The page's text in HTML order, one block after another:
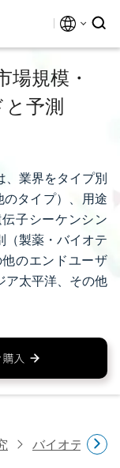
規模・
と予測
、業界をタイプ別
のタイプ）、用途
子シーケンシン
（製薬・バイオテ
のエンドユーザ
ア太平洋、その他
バイオテクノ